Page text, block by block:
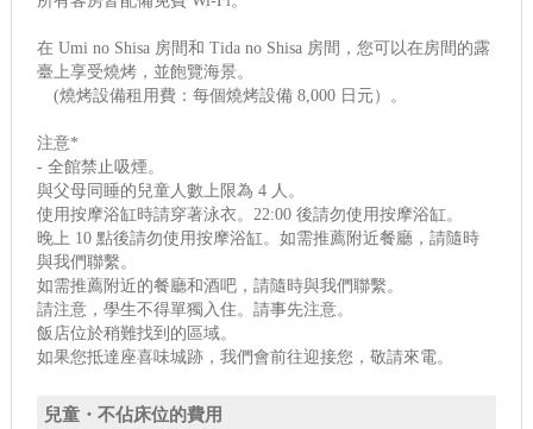
在 Umi no Shisa 房間和 Tida no Shisa 房間，您可以在房間的露
臺上享受燒烤，並飽覽海景。
(燒烤設備租用費：每個燒烤設備 8,000 日元）。
注意*
- 全館禁止吸煙。
與父母同睡的兒童人數上限為 4 人。
使用按摩浴缸時請穿著泳衣。22:00 後請勿使用按摩浴缸。
晚上 10 點後請勿使用按摩浴缸。如需推薦附近餐廳，請隨時
與我們聯繫。
如需推薦附近的餐廳和酒吧，請隨時與我們聯繫。
請注意，學生不得單獨入住。請事先注意。
飯店位於稍難找到的區域。
如果您抵達座喜味城跡，我們會前往迎接您，敬請來電。
兒童・不佔床位的費用